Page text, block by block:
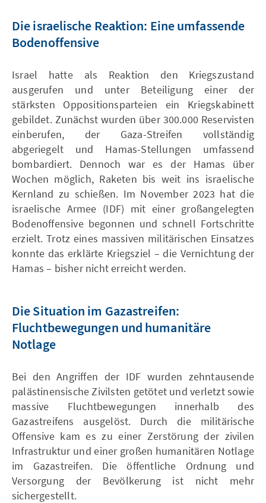
Die israelische Reaktion: Eine umfassende
Bodenoffensive
Israel hatte als Reaktion den Kriegszustand
ausgerufen und unter Beteiligung einer der
stärksten Oppositionsparteien ein Kriegskabinett
gebildet. Zunächst wurden über 300.000 Reservisten
einberufen, der Gaza-Streifen vollständig
abgeriegelt und Hamas-Stellungen umfassend
bombardiert. Dennoch war es der Hamas über
Wochen möglich, Raketen bis weit ins israelische
Kernland zu schießen. Im November 2023 hat die
israelische Armee (IDF) mit einer großangelegten
Bodenoffensive begonnen und schnell Fortschritte
erzielt. Trotz eines massiven militärischen Einsatzes
konnte das erklärte Kriegsziel – die Vernichtung der
Hamas – bisher nicht erreicht werden.
Die Situation im Gazastreifen:
Fluchtbewegungen und humanitäre
Notlage
Bei den Angriffen der IDF wurden zehntausende
palästinensische Zivilsten getötet und verletzt sowie
massive Fluchtbewegungen innerhalb des
Gazastreifens ausgelöst. Durch die militärische
Offensive kam es zu einer Zerstörung der zivilen
Infrastruktur und einer großen humanitären Notlage
im Gazastreifen. Die öffentliche Ordnung und
Versorgung der Bevölkerung ist nicht mehr
sichergestellt.